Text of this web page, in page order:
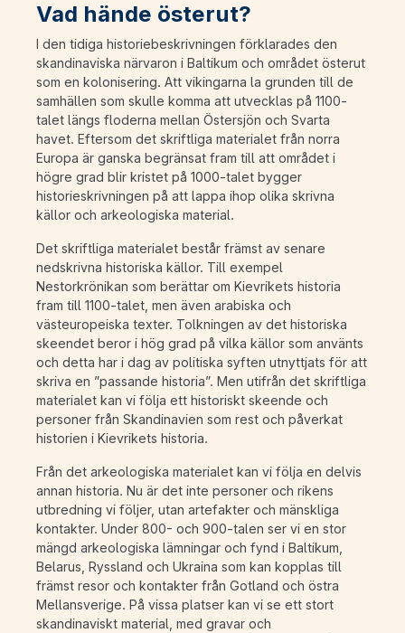
Vad hände österut?
I den tidiga historiebeskrivningen förklarades den
skandinaviska närvaron i Baltikum och området österut
som en kolonisering. Att vikingarna la grunden till de
samhällen som skulle komma att utvecklas på 1100-
talet längs floderna mellan Östersjön och Svarta
havet. Eftersom det skriftliga materialet från norra
Europa är ganska begränsat fram till att området i
högre grad blir kristet på 1000-talet bygger
historieskrivningen på att lappa ihop olika skrivna
källor och arkeologiska material.
Det skriftliga materialet består främst av senare
nedskrivna historiska källor. Till exempel
Nestorkrönikan som berättar om Kievrikets historia
fram till 1100-talet, men även arabiska och
västeuropeiska texter. Tolkningen av det historiska
skeendet beror i hög grad på vilka källor som använts
och detta har i dag av politiska syften utnyttjats för att
skriva en ”passande historia”. Men utifrån det skriftliga
materialet kan vi följa ett historiskt skeende och
personer från Skandinavien som rest och påverkat
historien i Kievrikets historia.
Från det arkeologiska materialet kan vi följa en delvis
annan historia. Nu är det inte personer och rikens
utbredning vi följer, utan artefakter och mänskliga
kontakter. Under 800- och 900-talen ser vi en stor
mängd arkeologiska lämningar och fynd i Baltikum,
Belarus, Ryssland och Ukraina som kan kopplas till
främst resor och kontakter från Gotland och östra
Mellansverige. På vissa platser kan vi se ett stort
skandinaviskt material, med gravar och